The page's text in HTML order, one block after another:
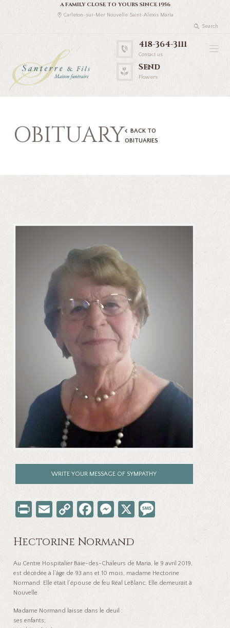
A FAMILY CLOSE TO YOURS SINCE 1956
Carleton-sur-Mer Nouvelle Saint-Alexis Maria
418-364-3111
Contact us
Send
Flowers
OBITUARY
BACK TO
OBITUARIES
WRITE YOUR MESSAGE OF SYMPATHY
Pr
in
t
E
ail
C
p
y
Li
nk
Fa
b
o
o
M
se
n
ge
X
ge
Hectorine Normand
Au Centre Hospitalier Baie-des-Chaleurs de Maria, le 9 avril 2019,
est décédée à l’âge de 93 ans et 10 mois, madame Hectorine
Normand. Elle était l’épouse de feu Réal LeBlanc. Elle demeurait à
Nouvelle.
Madame Normand laisse dans le deuil :
ses enfants;